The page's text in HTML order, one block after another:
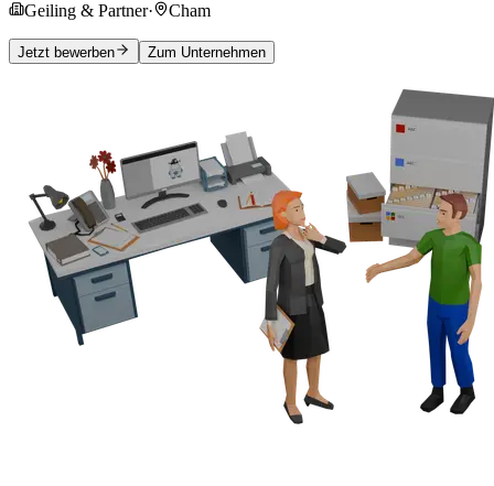
Geiling & Partner· Cham
Jetzt bewerben Zum Unternehmen